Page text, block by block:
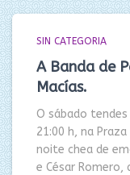
SIN CATEGORIA
A Banda de
Macías.
O sábado
21:00 h, na
noite chea de
e César